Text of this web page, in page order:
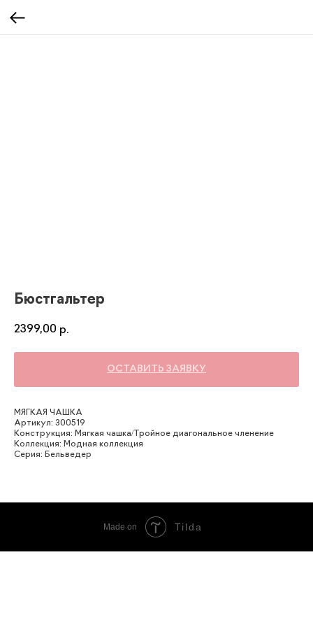
Бюстгальтер
2399,00 р.
ОСТАВИТЬ ЗАЯВКУ
МЯГКАЯ ЧАШКА
Артикул: 300519
Конструкция: Мягкая чашка/Тройное диагональное членение
Коллекция: Модная коллекция
Серия: Бельведер
Made on Tilda